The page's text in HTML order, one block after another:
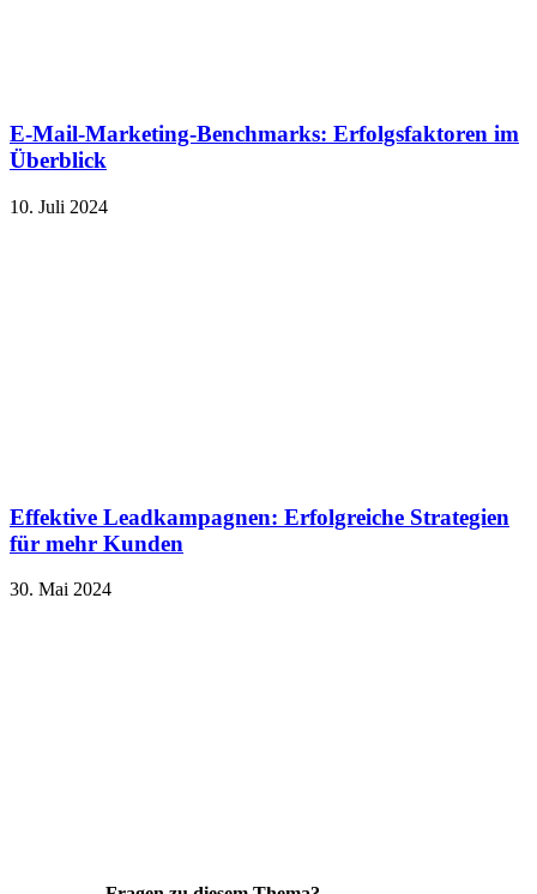
E-Mail-Marketing-Benchmarks: Erfolgsfaktoren im
Überblick
10. Juli 2024
Effektive Leadkampagnen: Erfolgreiche Strategien
für mehr Kunden
30. Mai 2024